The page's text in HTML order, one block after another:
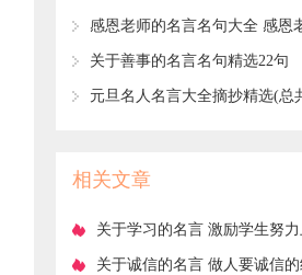
感恩老师的名言名句大全 感恩
名句有哪些
​关于善事的名言名句精选22句
元旦名人名言大全摘抄精选(总
相关文章
关于学习的名言 激励学生努
关于诚信的名言 做人要诚信